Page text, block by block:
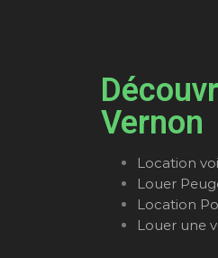
Vernon
Location
Louer
Location
Louer une